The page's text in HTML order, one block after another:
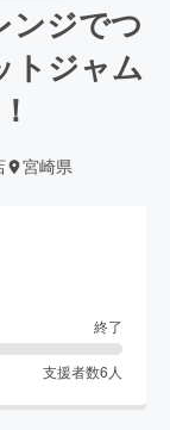
ンジでつ
トジャム
宮崎県
終了
支援者数6 人